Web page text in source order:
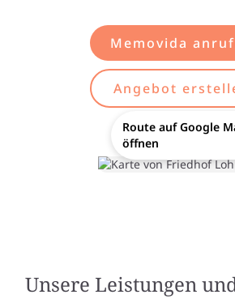
Memovida
Angebot
Route auf Google
öffnen
Unsere Leistungen